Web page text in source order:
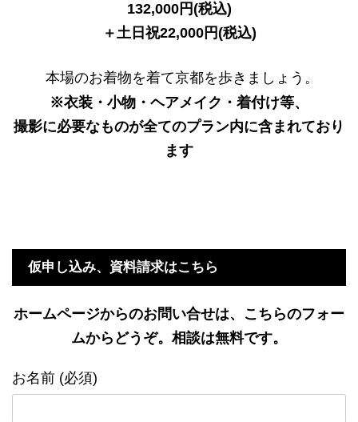
step
132,000円(税込)
＋土日祝22,000円(税込)
本場のお着物を着て京都を歩きましょう。
※衣装・小物・ヘアメイク・着付け等、
撮影に必要なものが全てのプラン内に含まれており
ます
仮申し込み、資料請求はこちら
ホームページからのお問い合せは、こちらのフォー
ムからどうぞ。相談は無料です。
お名前 (必須)